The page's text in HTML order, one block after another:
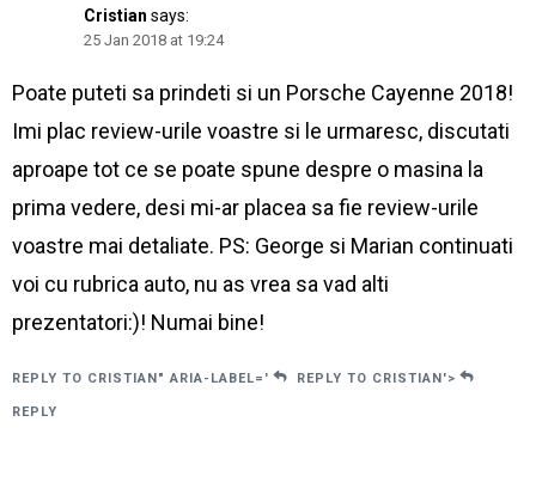
Cristian says:
25 Jan 2018 at 19:24
Poate puteti sa prindeti si un Porsche Cayenne 2018!
Imi plac review-urile voastre si le urmaresc, discutati
aproape tot ce se poate spune despre o masina la
prima vedere, desi mi-ar placea sa fie review-urile
voastre mai detaliate. PS: George si Marian continuati
voi cu rubrica auto, nu as vrea sa vad alti
prezentatori:)! Numai bine!
REPLY TO CRISTIAN" ARIA-LABEL=' REPLY TO CRISTIAN'>
REPLY